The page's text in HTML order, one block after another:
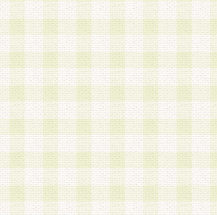
4.当社は、会員によるログインIDおよびパスワー
盗用など第三者の利用に伴う損害の発生について
き事由の有無、その他原因の如何を問わず、一切
のとします。
第5条 会員の登録情報
1.当社は、会員の登録情報に含まれる氏名・住所
アドレス等会員個人を識別できる情報を当社が別
シーポリシー
」に基づき適切に取り扱うものとし
は、当該個人情報を以下の各号に定める目的に利
す。なお、これら事項以外の目的で個人情報を利
かじめ会員の同意を得たうえで利用するものとし
a.本サービスの実施または運営
b.本サービスに係る謝礼、景品、調査サンプル品
c.会員からの電話、メール等の問い合わせなどへ
d.その他これらに付随する業務
2.当社は、会員個人を識別することのできる情報